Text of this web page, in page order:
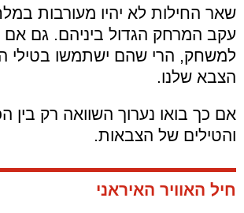
שאר החילות לא יהיו מעורבות
עקב המרחק הגדול ביניהם. גם אם
למשחק, הרי שהם ישתמשו בטילי
הצבא שלנו.
אם כך בואו נערוך השוואה רק בין
והטילים של הצבאות.
חיל האוויר האיראני